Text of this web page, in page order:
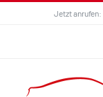
Jetzt anrufen: